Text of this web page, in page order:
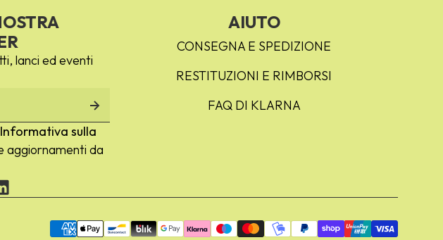
lanci ed eventi
Informativa sulla
aggiornamenti da
AIUTO
CONSEGNA E SPEDIZIONE
RESTITUZIONI E RIMBORSI
FAQ DI KLARNA
Metodi